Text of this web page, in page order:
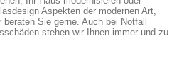
Aspekten der modernen Art,
Sie gerne. Auch bei Notfall
stehen wir Ihnen immer und zu